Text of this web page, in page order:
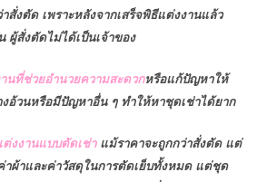
สั่งตัด เพราะหลังจากเสร็จพิธีแต่งงานแล้ว
ผู้สั่งตัดไม่ได้เป็นเจ้าของ
นที่ช่วยอำนวยความสะดวกหรือแก้ปัญหาให้
งอ้วนหรือมีปัญหาอื่น ๆ ทำให้หาชุดเช่าได้ยาก
งงานแบบตัดเช่าแม้ราคาจะถูกกว่าสั่งตัด แต่
าผ้าและค่าวัสดุในการตัดเย็บทั้งหมด แต่ชุด